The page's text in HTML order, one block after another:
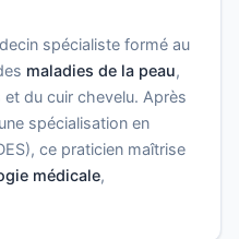
spécialiste formé au
maladies de la peau,
du cuir chevelu. Après
spécialisation en
ce praticien maîtrise
médicale,